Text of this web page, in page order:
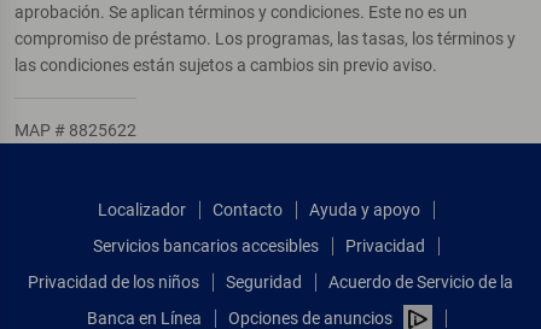
aprobación. Se aplican términos y condiciones. Este no es un
compromiso de préstamo. Los programas, las tasas, los términos y
las condiciones están sujetos a cambios sin previo aviso.
MAP # 8825622
Localizador Contacto
Ayuda y apoyo
Servicios bancarios accesibles
Privacidad
Privacidad de los niños
Seguridad
Acuerdo de Servicio de la
Banca en Línea
Opciones de anuncios